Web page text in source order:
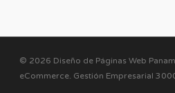
© 2026 Diseño de Páginas Web
eCommerce. Gestión Empresarial